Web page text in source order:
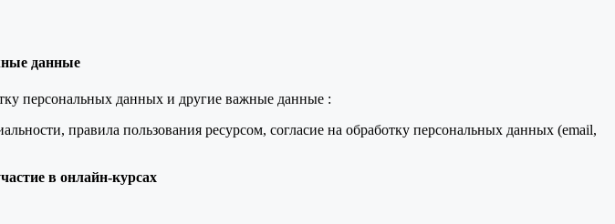
данные
персональных данных и другие важные данные :
правила пользования ресурсом, согласие на обработку персональных данных (email,
в онлайн-курсах